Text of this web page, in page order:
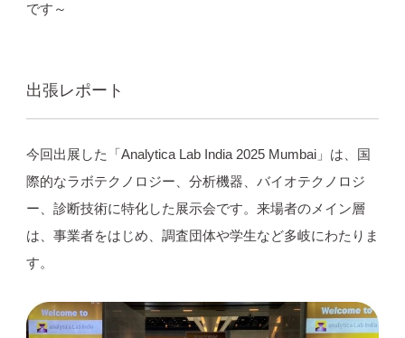
です～
出張レポート
今回出展した「Analytica Lab India 2025 Mumbai」は、国
際的なラボテクノロジー、分析機器、バイオテクノロジ
ー、診断技術に特化した展示会です。来場者のメイン層
は、事業者をはじめ、調査団体や学生など多岐にわたりま
す。